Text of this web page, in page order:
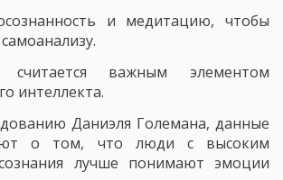
и медитацию, чтобы
считается важным элементом
интеллекта.
Даниэля Големана, данные
о том, что люди с высоким
лучше понимают эмоции